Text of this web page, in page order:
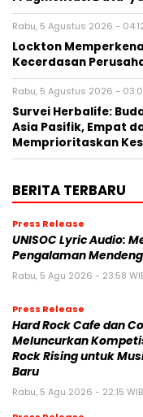
Rabu, 5 Agustus 2026 -
Lockton
Kecerdasan
Rabu, 5 Agustus 2026 -
Survei Herbalife:
Asia Pasifik, Empat
Memprioritaskan
BERITA TERBARU
Press Release
UNISOC Lyric Audio:
Pengalaman
Rabu, 5 Agu 2026 - 23:58
Press Release
Hard Rock Cafe dan
Meluncurkan
Rock Rising untuk
Baru
Rabu, 5 Agu 2026 - 22:15 WIB